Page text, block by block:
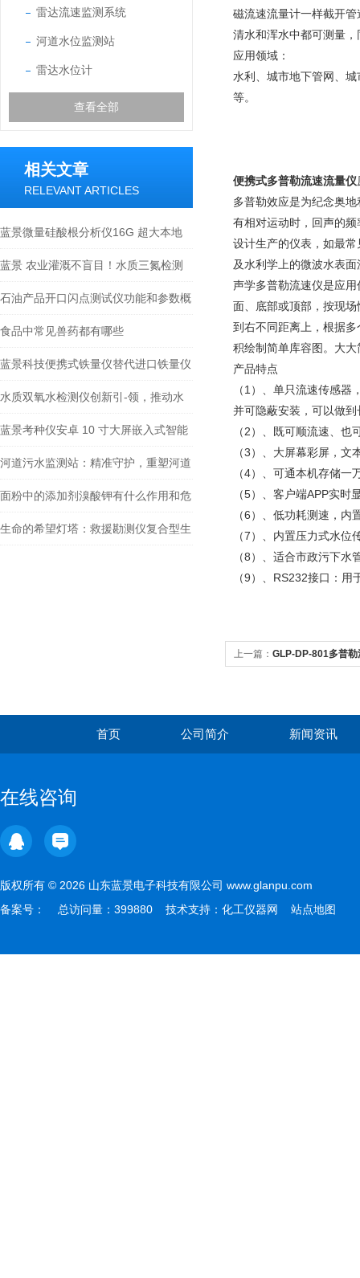
雷达流速监测系统
河道水位监测站
雷达水位计
查看全部
相关文章
RELEVANT ARTICLES
蓝景微量硅酸根分析仪16G 超大本地
存储 + 500 万条数据储量
蓝景 农业灌溉不盲目！水质三氮检测
仪守住作物安全防线​
石油产品开口闪点测试仪功能和参数概
述
食品中常见兽药都有哪些
蓝景科技便携式铁量仪替代进口铁量仪
水质双氧水检测仪创新引-领，推动水
质检测行业发展
蓝景考种仪安卓 10 寸大屏嵌入式智能
系统，双语一键切换
河道污水监测站：精准守护，重塑河道
生态之美
面粉中的添加剂溴酸钾有什么作用和危
害？
生命的希望灯塔：救援勘测仪复合型生
磁流速流量计一样截开
清水和浑水中都可测量
应用领域：
水利、城市地下管网、
等。
便携式多普勒流速流量仪
多普勒效应是为纪念奥
有相对运动时，回声的
设计生产的仪表，如最
及水利学上的微波水表
声学多普勒流速仪是应
面、底部或顶部，按现
到右不同距离上，根据
积绘制简单库容图。大
产品特点
（1）、单只流速传感
并可隐蔽安装，可以做
（2）、既可顺流速、也
（3）、大屏幕彩屏，
（4）、可通本机存储
（5）、客户端APP实
（6）、低功耗测速，
（7）、内置压力式水
（8）、适合市政污下
（9）、RS232接口：
上一篇： GLP-DP-801多普勒
首页 公司简介 新闻资讯
在线咨询
版权所有 © 2026 山东蓝景电子科技有限公司 www.glanpu.com
备案号：
总访问量：399880 技术支持： 化工仪器网 站点地图